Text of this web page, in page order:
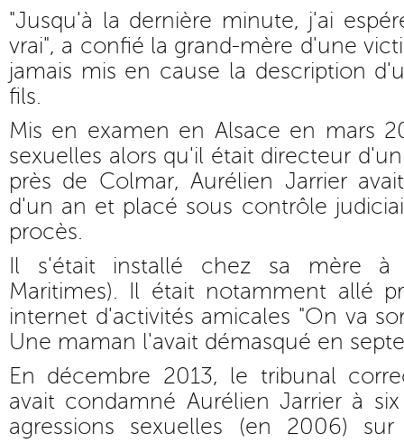
"Jusqu'à la dernière minute, j'ai
vrai", a confié la grand-mère d'une
jamais mis en cause la description
fils.
Mis en examen en Alsace en mars
sexuelles alors qu'il était directeur
près de Colmar, Aurélien Jarrier
d'un an et placé sous contrôle
procès.
Il s'était installé chez sa mère à
Maritimes). Il était notamment allé
internet d'activités amicales "On va
Une maman l'avait démasqué en
En décembre 2013, le tribunal
avait condamné Aurélien Jarrier à
agressions sexuelles (en 2006)